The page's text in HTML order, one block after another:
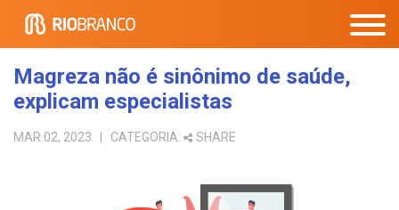
Magreza não é sinônimo de saúde,
explicam especialistas
MAR 02, 2023 | CATEGORIA: SHARE